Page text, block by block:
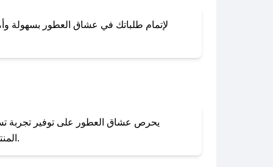
لإتمام طلباتك في عشاق العطور بسهولة
المنتجات بحالتها الأصلية وغير مستخدمة. يمكنك تقديم طلب الإرجاع بسهولة عبر موقعنا الإلكتروني أو من خلال خدمة العملاء.